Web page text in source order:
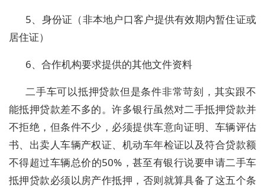
5、身份证（非本地户口客户提供有效期内暂住证或
居住证）
6、合作机构要求提供的其他文件资料
二手车可以抵押贷款但是条件非常苛刻，其实跟不
能抵押贷款差不多的。许多银行虽然对二手抵押贷款并
不拒绝，但条件不少，必须提供车意向证明、车辆评估
书、出卖人车辆产权证、机动车年检证以及符合贷款额
不得超过车辆总价的50%，甚至有银行说要申请二手车
抵押贷款必须以房产作抵押，否则就算具备了这五个条